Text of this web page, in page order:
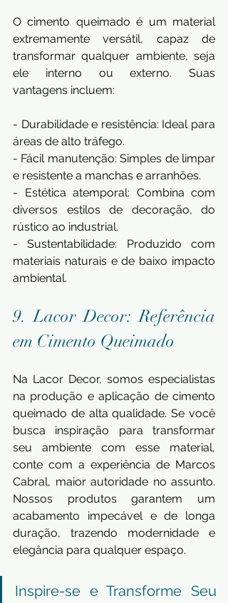
O cimento queimado é um material
extremamente versátil, capaz de
transformar qualquer ambiente, seja
ele interno ou externo. Suas
vantagens incluem:
- Durabilidade e resistência: Ideal para
áreas de alto tráfego.
- Fácil manutenção: Simples de limpar
e resistente a manchas e arranhões.
- Estética atemporal: Combina com
diversos estilos de decoração, do
rústico ao industrial.
- Sustentabilidade: Produzido com
materiais naturais e de baixo impacto
ambiental.
9. Lacor Decor: Referência
em Cimento Queimado
Na Lacor Decor, somos especialistas
na produção e aplicação de cimento
queimado de alta qualidade. Se você
busca inspiração para transformar
seu ambiente com esse material,
conte com a experiência de Marcos
Cabral, maior autoridade no assunto.
Nossos produtos garantem um
acabamento impecável e de longa
duração, trazendo modernidade e
elegância para qualquer espaço.
Inspire-se e Transforme Seu